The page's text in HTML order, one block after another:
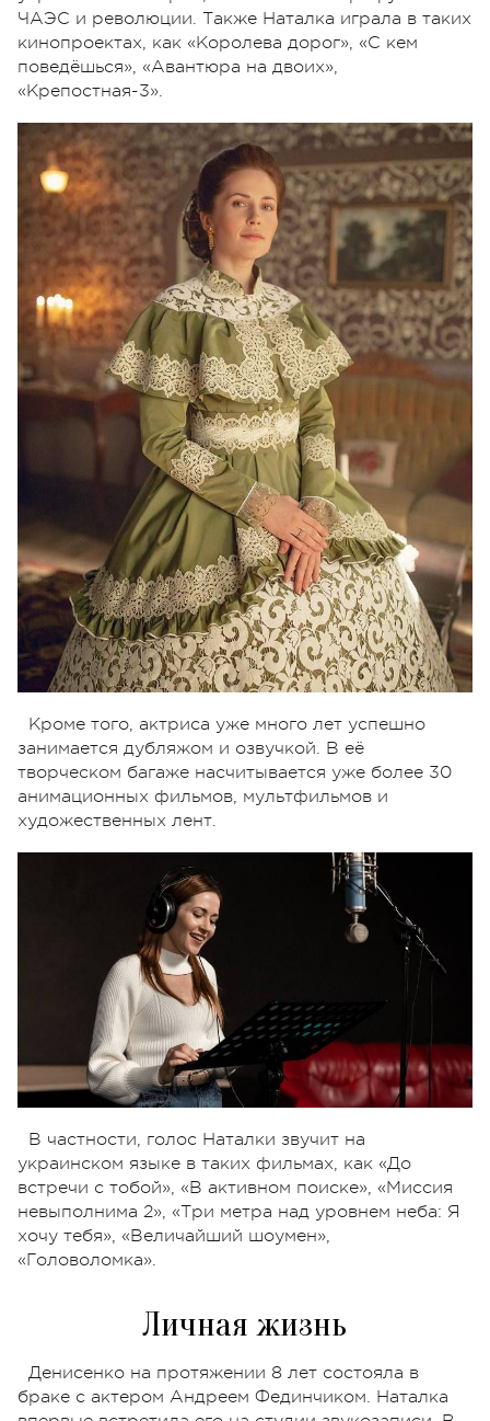
ЧАЭС и революции. Также Наталка играла в таких
кинопроектах, как «Королева дорог», «С кем
поведёшься», «Авантюра на двоих»,
«Крепостная-3».
Кроме того, актриса уже много лет успешно
занимается дубляжом и озвучкой. В её
творческом багаже насчитывается уже более 30
анимационных фильмов, мультфильмов и
художественных лент.
В частности, голос Наталки звучит на
украинском языке в таких фильмах, как «До
встречи с тобой», «В активном поиске», «Миссия
невыполнима 2», «Три метра над уровнем неба: Я
хочу тебя», «Величайший шоумен»,
«Головоломка».
Личная жизнь
Денисенко на протяжении 8 лет состояла в
браке с актером Андреем Фединчиком. Наталка